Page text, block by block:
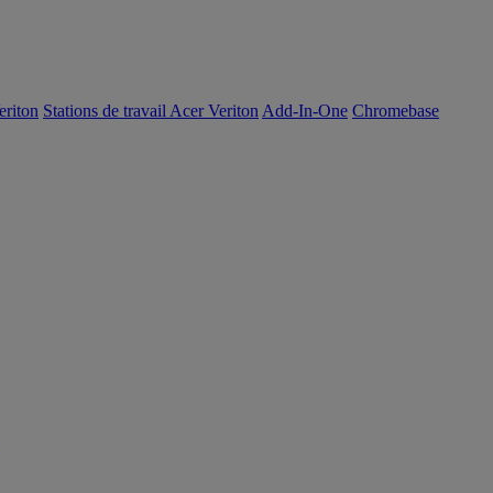
Stations de travail Acer Veriton Add-In-One Chromebase